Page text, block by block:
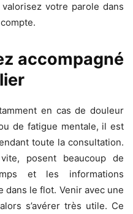
votre parole dans
accompagné
en cas de douleur
de fatigue mentale, il est
toute la consultation.
posent beaucoup de
et les informations
le flot. Venir avec une
s’avérer très utile. Ce